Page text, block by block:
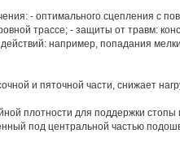
- оптимального сцепления с
трассе; - защиты от травм:
например, попадания
и пяточной части, снижает
плотности для поддержки стопы
под центральной частью